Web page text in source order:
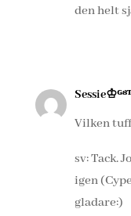
den helt
Vilken
sv: Tack.
igen
gladare:)